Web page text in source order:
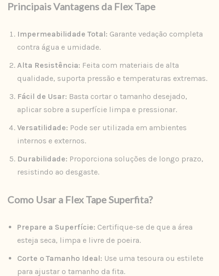
Principais Vantagens da Flex Tape
Impermeabilidade Total: Garante vedação completa
contra água e umidade.
Alta Resistência: Feita com materiais de alta
qualidade, suporta pressão e temperaturas extremas.
Fácil de Usar: Basta cortar o tamanho desejado,
aplicar sobre a superfície limpa e pressionar.
Versatilidade: Pode ser utilizada em ambientes
internos e externos.
Durabilidade: Proporciona soluções de longo prazo,
resistindo ao desgaste.
Como Usar a Flex Tape Superfita?
Prepare a Superfície: Certifique-se de que a área
esteja seca, limpa e livre de poeira.
Corte o Tamanho Ideal: Use uma tesoura ou estilete
para ajustar o tamanho da fita.